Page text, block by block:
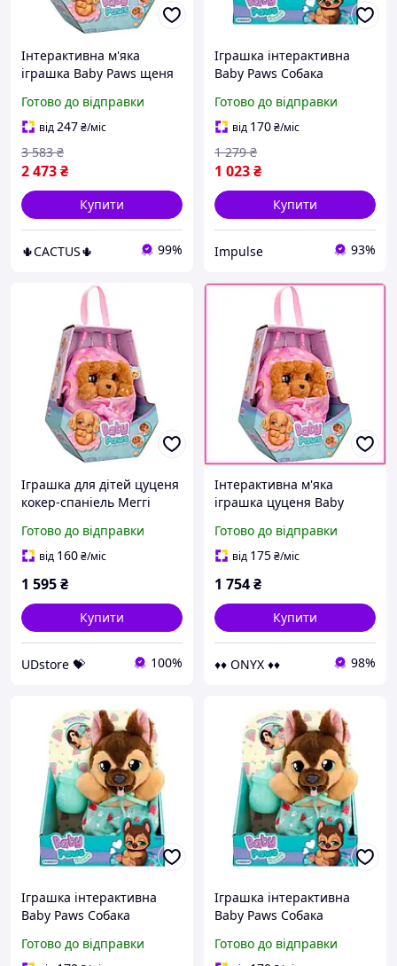
Інтерактивна м'яка
іграшка Baby Paws щеня
звуком і пустушкою в
сумці-ковдрі
Готово до відправки
від247₴/міс
2 473₴
3 583 ₴
Купити
🌵CACTUS🌵 99%
Іграшка інтерактивна
Baby Paws Собака
Готово до відправки
від 170₴/міс
1 023₴
1 279 ₴
Купити
Impulse 93%
Іграшка для дітей цуценя
кокер-спаніель Меггі
звуковим модулем
UDstore -store-with-good-
Готово до відправки
від 160₴/міс
1 595₴
Купити
UDstore 💝 100%
Інтерактивна м'яка
іграшка цуценя Baby
Меггі з сумкою-ковдрою
та звуком для дітей
Готово до відправки
від 175₴/міс
1 754₴
Купити
♦♦ ONYX ♦♦ 98%
Іграшка інтерактивна
Baby Paws Собака
Готово до відправки
Іграшка інтерактивна
Baby Paws Собака
Готово до відправки